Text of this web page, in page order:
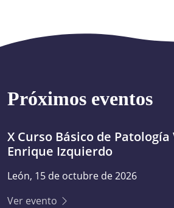
Próximos eventos
X Curso Básico de
Enrique Izquierdo
León, 15 de octubre de 2026
Ver evento